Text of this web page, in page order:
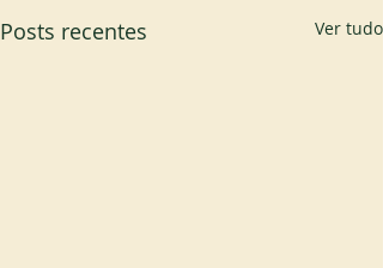
Posts recentes Ver tudo